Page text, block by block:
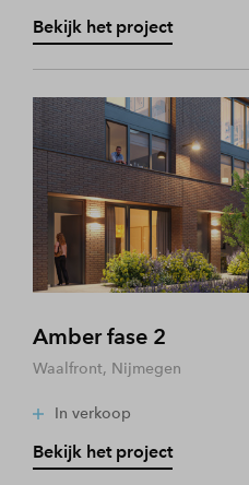
Bekijk het project
Amber fase 2
Waalfront, Nijmegen
In verkoop
Bekijk het project